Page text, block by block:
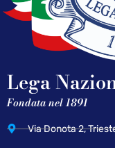
Lega
Fondata nel 1891
Via Donota 2,